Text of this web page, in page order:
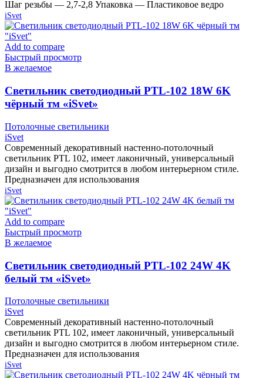
Шаг резьбы — 2,7-2,8 Упаковка — Пластиковое ведро
iSvet
Add to compare
Быстрый просмотр
В желаемое
Cветильник светодиодный PTL-102 18W 6K
чёрный тм «iSvet»
Потолочные светильники
iSvet
Современный декоративный настенно-потолочный
светильник PTL 102, имеет лаконичный, универсальный
дизайн и выгодно смотрится в любом интерьерном стиле.
Предназначен для использования
iSvet
Add to compare
Быстрый просмотр
В желаемое
Cветильник светодиодный PTL-102 24W 4K
белый тм «iSvet»
Потолочные светильники
iSvet
Современный декоративный настенно-потолочный
светильник PTL 102, имеет лаконичный, универсальный
дизайн и выгодно смотрится в любом интерьерном стиле.
Предназначен для использования
iSvet